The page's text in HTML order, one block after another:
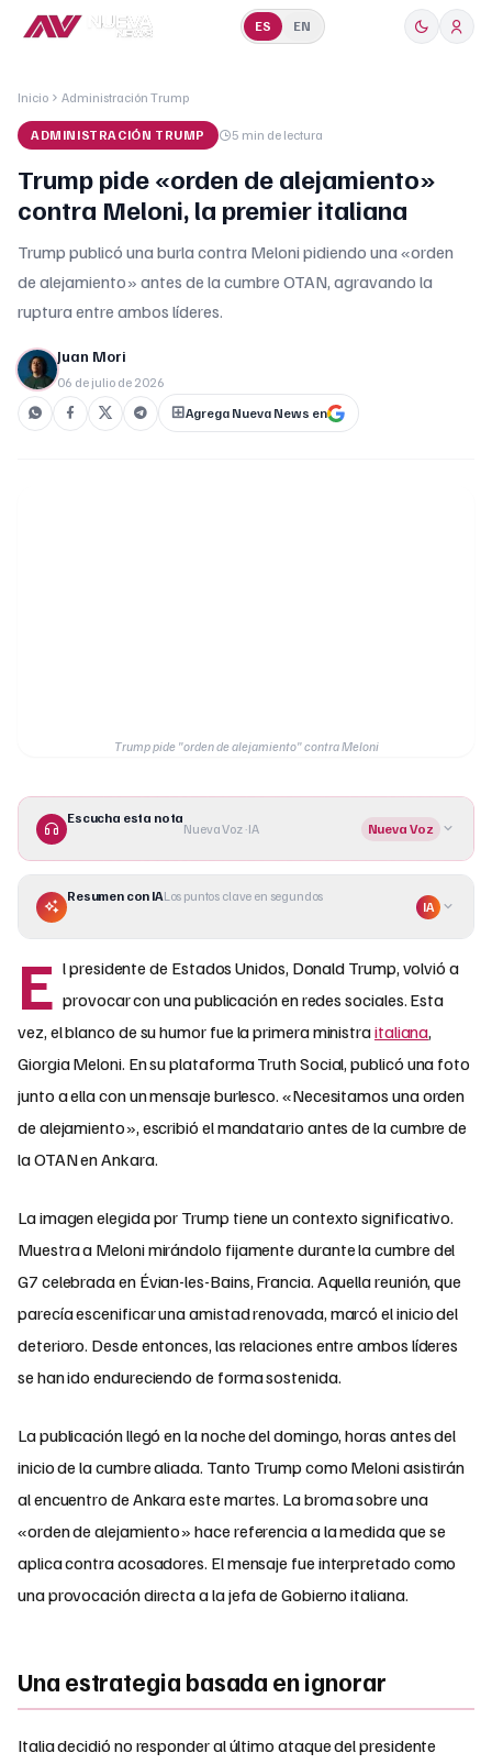
ES EN
Inicio Administración Trump
ADMINISTRACIÓN TRUMP 5 min de lectura
Trump pide «orden de alejamiento»
contra Meloni, la premier italiana
Trump publicó una burla contra Meloni pidiendo una «orden
de alejamiento» antes de la cumbre OTAN, agravando la
ruptura entre ambos líderes.
Juan Mori
06 de julio de 2026
Agrega Nueva News en
Trump pide "orden de alejamiento" contra Meloni
Escucha esta nota
Nueva Voz · IA Nueva Voz
Resumen con IALos puntos clave en segundos
IA
E l presidente de Estados Unidos, Donald Trump, volvió a
provocar con una publicación en redes sociales. Esta
vez, el blanco de su humor fue la primera ministraitaliana,
Giorgia Meloni. En su plataforma Truth Social, publicó una foto
junto a ella con un mensaje burlesco. «Necesitamos una orden
de alejamiento», escribió el mandatario antes de la cumbre de
la OTAN en Ankara.
La imagen elegida por Trump tiene un contexto significativo.
Muestra a Meloni mirándolo fijamente durante la cumbre del
G7 celebrada en Évian-les-Bains, Francia. Aquella reunión, que
parecía escenificar una amistad renovada, marcó el inicio del
deterioro. Desde entonces, las relaciones entre ambos líderes
se han ido endureciendo de forma sostenida.
La publicación llegó en la noche del domingo, horas antes del
inicio de la cumbre aliada. Tanto Trump como Meloni asistirán
al encuentro de Ankara este martes. La broma sobre una
«orden de alejamiento» hace referencia a la medida que se
aplica contra acosadores. El mensaje fue interpretado como
una provocación directa a la jefa de Gobierno italiana.
Una estrategia basada en ignorar
Italia decidió no responder al último ataque del presidente